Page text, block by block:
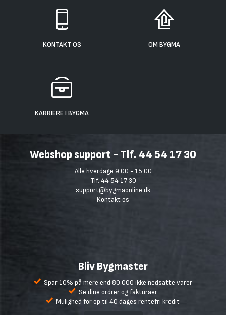
KONTAKT OS OM BYGMA
KARRIERE I BYGMA
Webshop support - Tlf. 44 54 17 30
Alle hverdage 9:00 - 15:00
Tlf. 44 54 17 30
support@bygmaonline.dk
Kontakt os
Bliv Bygmaster
Spar 10% på mere end 80.000 ikke nedsatte varer
Se dine ordrer og fakturaer
Mulighed for op til 40 dages rentefri kredit